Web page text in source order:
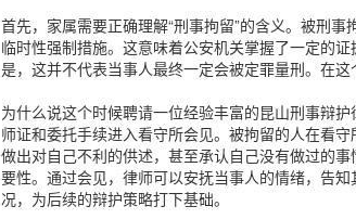
首先，家属需要正确理解“刑事拘留”的含义。被刑
临时性强制措施。这意味着公安机关掌握了一定的
是，这并不代表当事人最终一定会被定罪量刑。在
为什么说这个时候聘请一位经验丰富的昆山刑事辩
师证和委托手续进入看守所会见。被拘留的人在看
做出对自己不利的供述，甚至承认自己没有做过的
要性。通过会见，律师可以安抚当事人的情绪，告
况，为后续的辩护策略打下基础。